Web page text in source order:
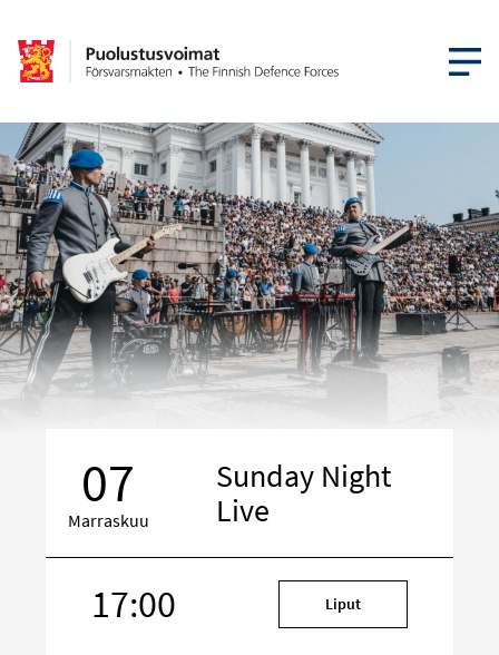
AVAA
07
Marraskuu
Sunday Night
Live
17:00 Liput